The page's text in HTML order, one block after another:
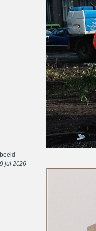
beeld
9 jul 2026